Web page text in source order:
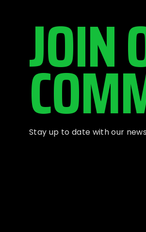
JOIN
Stay up to date with our